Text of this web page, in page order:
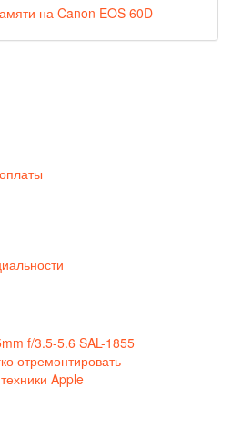
на Canon EOS 60D
f/3.5-5.6 SAL-1855
отремонтировать
Apple